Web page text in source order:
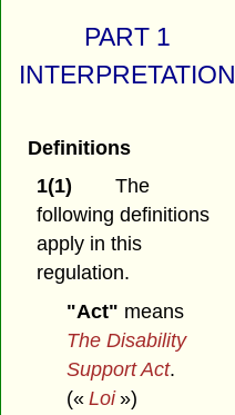
PART 1
INTERPRETATION
Definitions
1(1)
The
following definitions
apply in this
regulation.
"Act" means
The Disability
Support Act.
(« Loi»)